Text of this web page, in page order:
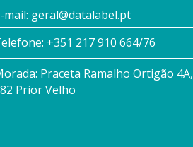
mail: geral@datalabel.pt
+351 217 910 664/76
Praceta Ramalho Ortigão
Prior Velho